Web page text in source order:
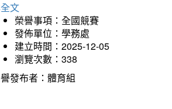
文
榮譽事項：全國競賽
發佈單位：學務處
建立時間：2025-12-05
瀏覽次數：338
發布者：體育組